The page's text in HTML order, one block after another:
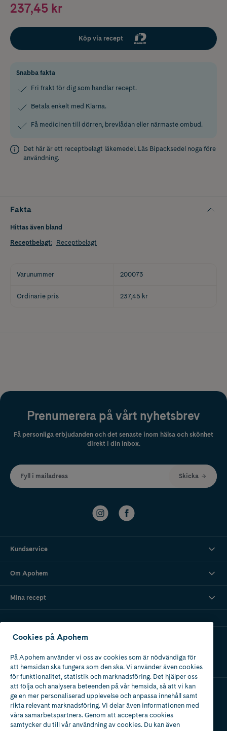
237,45 kr
Köp via recept
Snabba fakta
Fri frakt för dig som handlar recept.
Betala enkelt med Klarna.
Få medicinen till dörren, brevlådan eller närmaste ombud.
Det här är ett receptbelagt läkemedel. Läs Bipacksedel noga före
användning.
Fakta
Hittas även bland
Receptbelagt: Receptbelagt
Varunummer 200073
Ordinarie pris 237,45 kr
Prenumerera på vårt nyhetsbrev
Få personliga erbjudanden och det senaste inom hälsa och skönhet
direkt i din inbox.
Fyll i mailadress Skicka
Kundservice
Om Apohem
Mina recept
Ladda ner vår app
Apotek med tillstånd
av Läkemedelsverket
Cookies på Apohem
På Apohem använder vi oss av cookies som är nödvändiga för
att hemsidan ska fungera som den ska. Vi använder även cookies
för funktionalitet, statistik och marknadsföring. Det hjälper oss
att följa och analysera beteenden på vår hemsida, så att vi kan
ge en mer personaliserad upplevelse och anpassa innehåll samt
rikta relevant marknadsföring. Vi delar även informationen med
våra samarbetspartners. Genom att acceptera cookies
samtycker du till vår användning av cookies. Du kan även